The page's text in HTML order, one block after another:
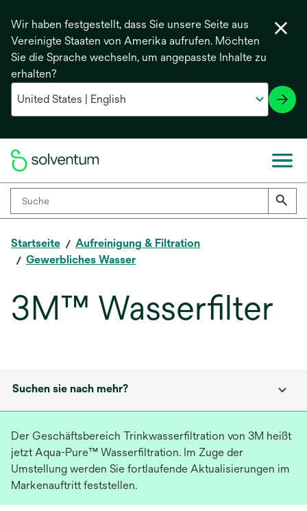
Wir haben festgestellt, dass Sie unsere Seite aus
Vereinigte Staaten von Amerika aufrufen. Möchten
Sie die Sprache wechseln, um angepasste Inhalte zu
erhalten?
Startseite
Aufreinigung & Filtration
Gewerbliches Wasser
3M™ Wasserfilter
Suchen sie nach mehr?
Der Geschäftsbereich Trinkwasserfiltration von 3M heißt
jetzt Aqua-Pure™ Wasserfiltration. Im Zuge der
Umstellung werden Sie fortlaufende Aktualisierungen im
Markenauftritt feststellen.